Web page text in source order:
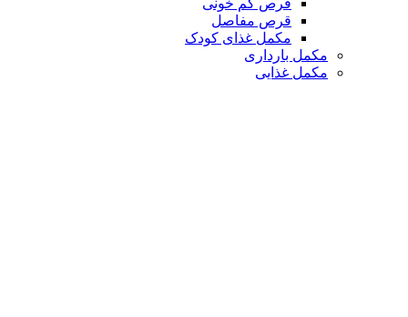
قرص کم خونی
قرص مفاصل
مکمل غذای کودک
مکمل بارداری
مکمل غذایی